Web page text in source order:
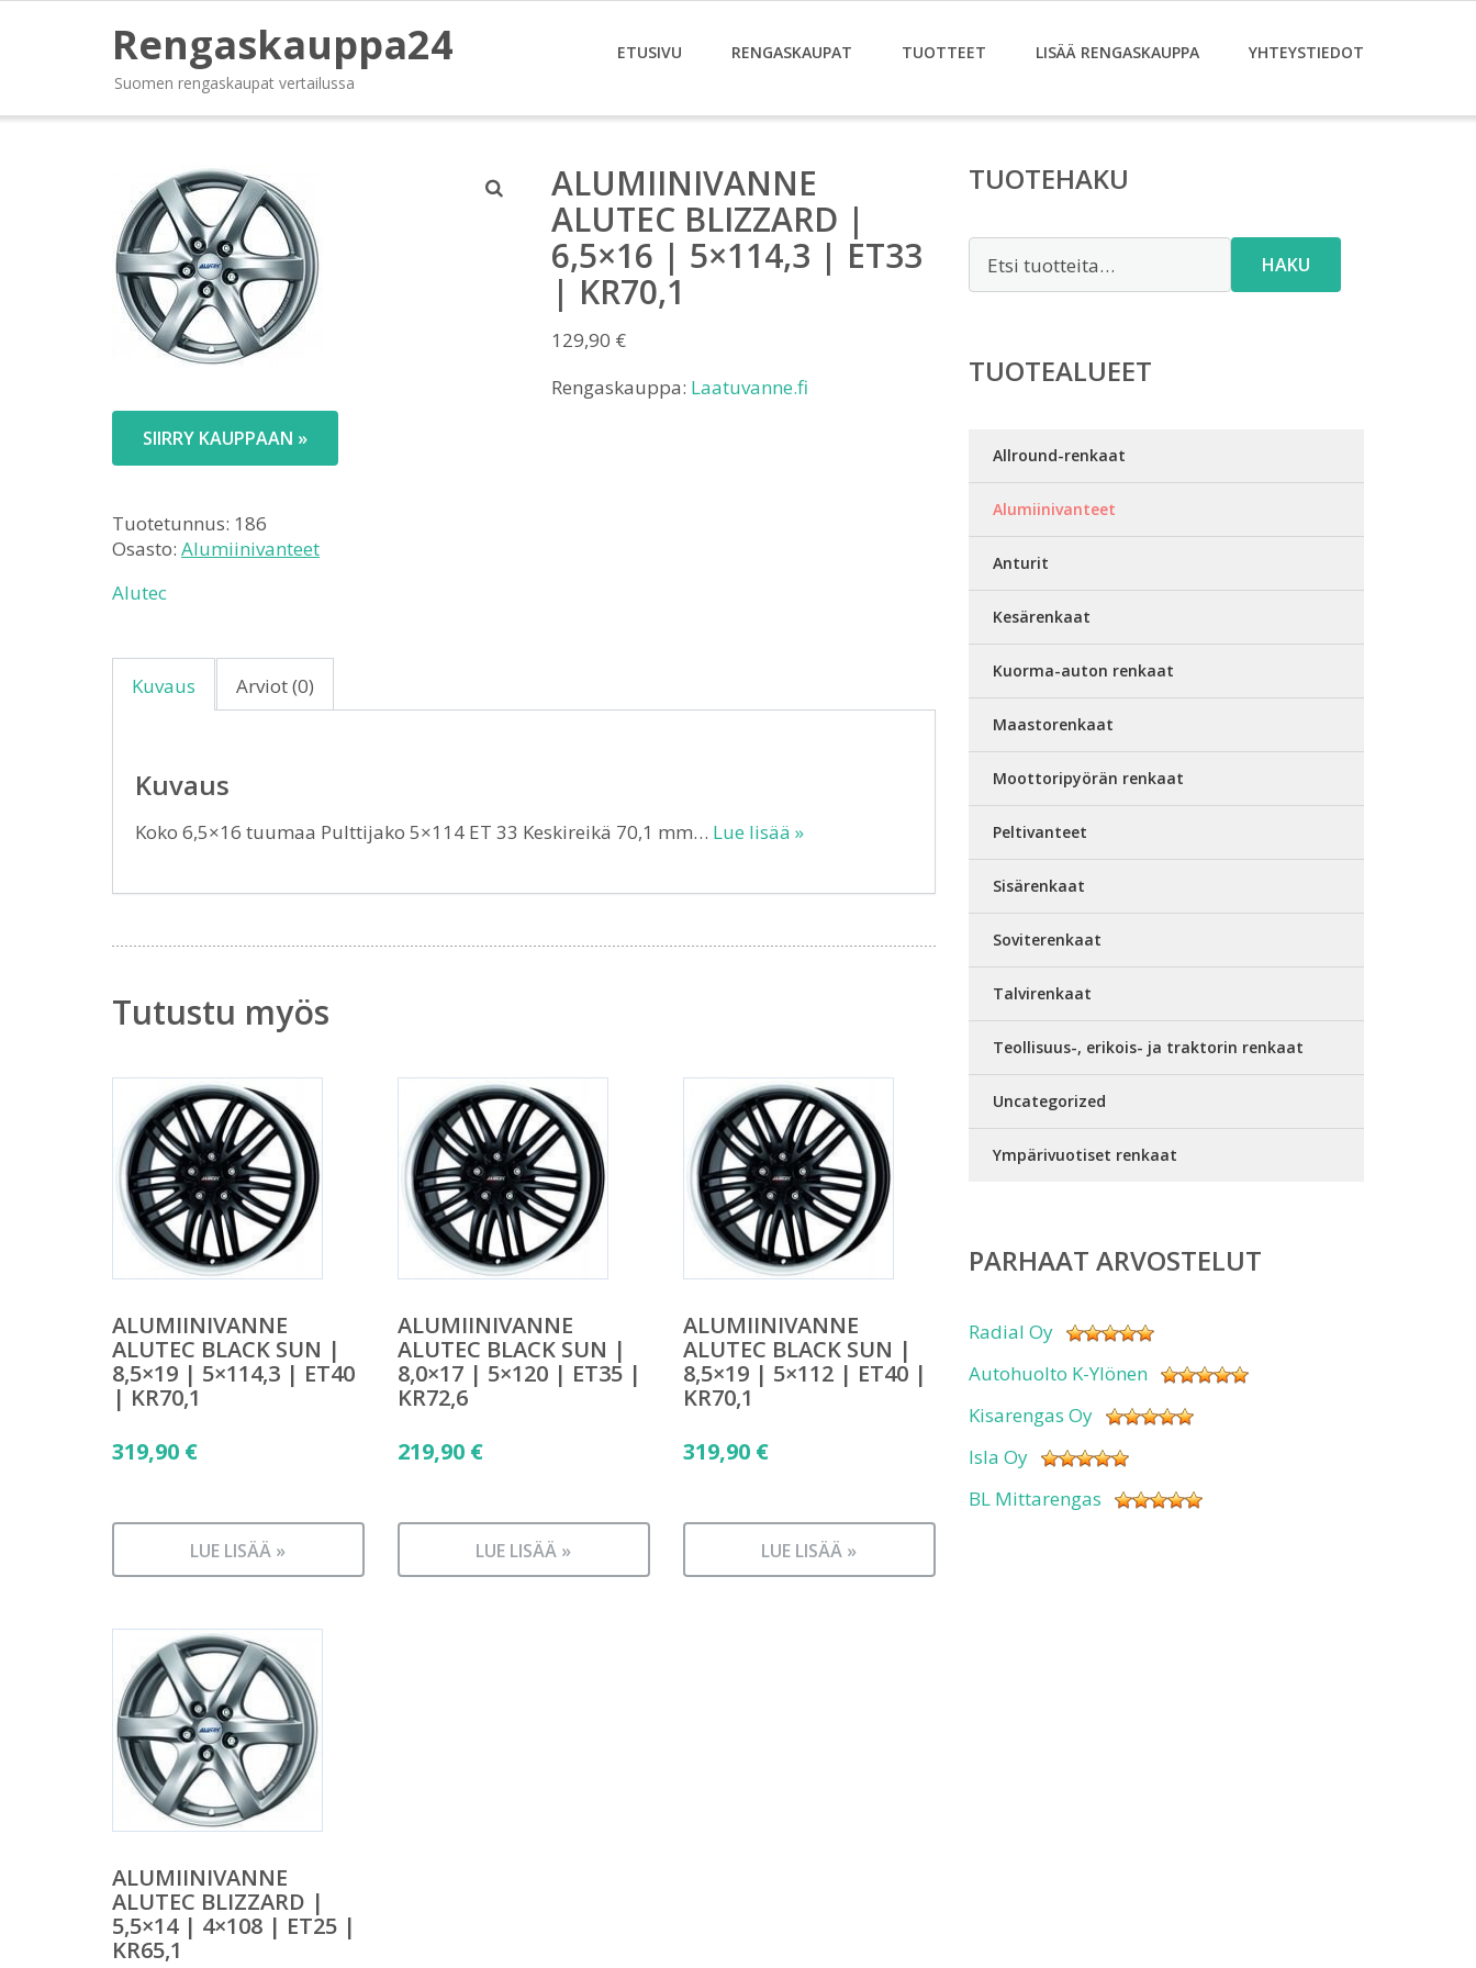
Rengaskauppa24
Suomen rengaskaupat vertailussa
ETUSIVU RENGASKAUPAT TUOTTEET LISÄÄ RENGASKAUPPA YHTEYSTIEDOT
ALUMIINIVANNE
ALUTEC BLIZZARD |
6,5×16 | 5×114,3 | ET33
| KR70,1
129,90 €
Rengaskauppa: Laatuvanne.fi
SIIRRY KAUPPAAN »
Tuotetunnus: 186
Osasto: Alumiinivanteet
Alutec
Kuvaus Arviot (0)
Kuvaus
Koko 6,5×16 tuumaa Pulttijako 5×114 ET 33 Keskireikä 70,1 mm… Lue lisää »
Tutustu myös
ALUMIINIVANNE
ALUTEC BLACK SUN |
8,5×19 | 5×114,3 | ET40
| KR70,1
319,90 €
LUE LISÄÄ »
ALUMIINIVANNE
ALUTEC BLACK SUN |
8,0×17 | 5×120 | ET35 |
KR72,6
219,90 €
LUE LISÄÄ »
ALUMIINIVANNE
ALUTEC BLACK SUN |
8,5×19 | 5×112 | ET40 |
KR70,1
319,90 €
LUE LISÄÄ »
ALUMIINIVANNE
ALUTEC BLIZZARD |
5,5×14 | 4×108 | ET25 |
KR65,1
TUOTEHAKU
HAKU
TUOTEALUEET
Allround-renkaat
Alumiinivanteet
Anturit
Kesärenkaat
Kuorma-auton renkaat
Maastorenkaat
Moottoripyörän renkaat
Peltivanteet
Sisärenkaat
Soviterenkaat
Talvirenkaat
Teollisuus-, erikois- ja traktorin renkaat
Uncategorized
Ympärivuotiset renkaat
PARHAAT ARVOSTELUT
Radial Oy
Autohuolto K-Ylönen
Kisarengas Oy
Isla Oy
BL Mittarengas